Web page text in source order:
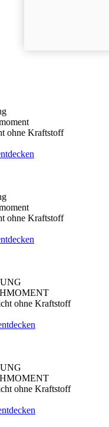
ohne Kraftstoff
ohne Kraftstoff
ohne Kraftstoff
ohne Kraftstoff